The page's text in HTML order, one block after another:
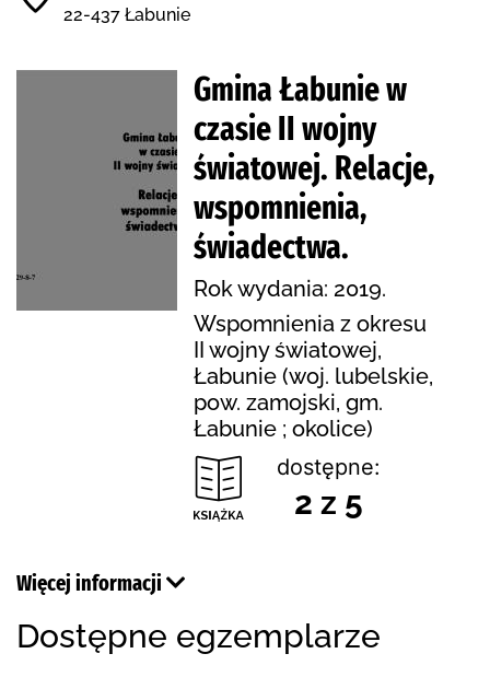
22-437 Łabunie
Gmina Łabunie w
czasie II wojny
światowej. Relacje,
wspomnienia,
świadectwa.
Rok wydania: 2019.
Wspomnienia z okresu
II wojny światowej,
Łabunie (woj. lubelskie,
pow. zamojski, gm.
Łabunie ; okolice)
dostępne:
2 z 5
Więcej informacji
Dostępne egzemplarze